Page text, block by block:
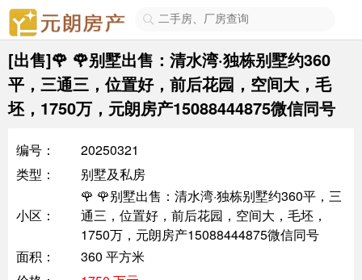

[出售]🌹 🌹别墅出售：清水湾·独栋别墅约360
平，三通三，位置好，前后花园，空间大，毛
坯，1750万，元朗房产15088444875微信同号
编号：
20250321
类型：
别墅及私房
小区：
🌹 🌹别墅出售：清水湾·独栋别墅约360平，三
通三，位置好，前后花园，空间大，毛坯，
1750万，元朗房产15088444875微信同号
面积：
360 平方米